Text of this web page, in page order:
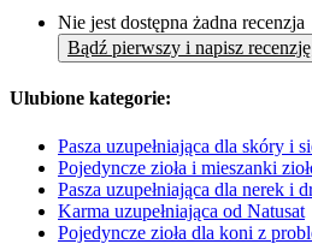
Nie jest dostępna żadna recenzja
Bądź pierwszy i napisz
Ulubione kategorie:
Pasza uzupełniająca dla skóry i
Pojedyncze zioła i mieszanki
Pasza uzupełniająca dla nerek i
Karma uzupełniająca od Natusat
Pojedyncze zioła dla koni z